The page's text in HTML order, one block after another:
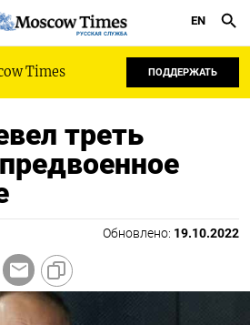
РУССКАЯ СЛУЖБА
EN
Times ПОДДЕРЖАТЬ
треть
Обновлено: 19.10.2022